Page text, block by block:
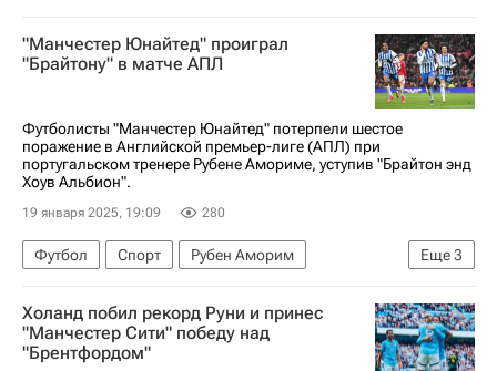
Александер Исак
Джейкоб Мерфи
Ноттингем Форест
Ньюкасл Юнайтед
АПЛ 2026-2027 (Чемпионат Англии по футболу)
"Манчестер Юнайтед" проиграл
"Брайтону" в матче АПЛ
Футболисты "Манчестер Юнайтед" потерпели шестое
поражение в Английской премьер-лиге (АПЛ) при
португальском тренере Рубене Амориме, уступив "Брайтон энд
Хоув Альбион".
19 января 2025, 19:09 280
Еще3
Футбол Спорт
Рубен Аморим
Брайтон энд Хоув Альбион
Манчестер Юнайтед
АПЛ 2026-2027 (Чемпионат Англии по футболу)
Холанд побил рекорд Руни и принес
"Манчестер Сити" победу над
"Брентфордом"